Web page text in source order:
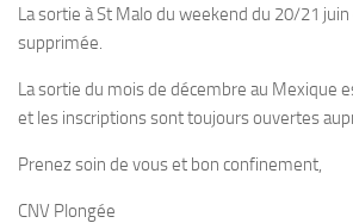
Plongeur N3
Guide de palanquée N4
Moniteur Fédéral
Organisation
La sortie à St Malo du weekend du 20/21
supprimée.
La sortie du mois de décembre au Mexique
et les inscriptions sont toujours ouvertes
Prenez soin de vous et bon confinement,
CNV Plongée